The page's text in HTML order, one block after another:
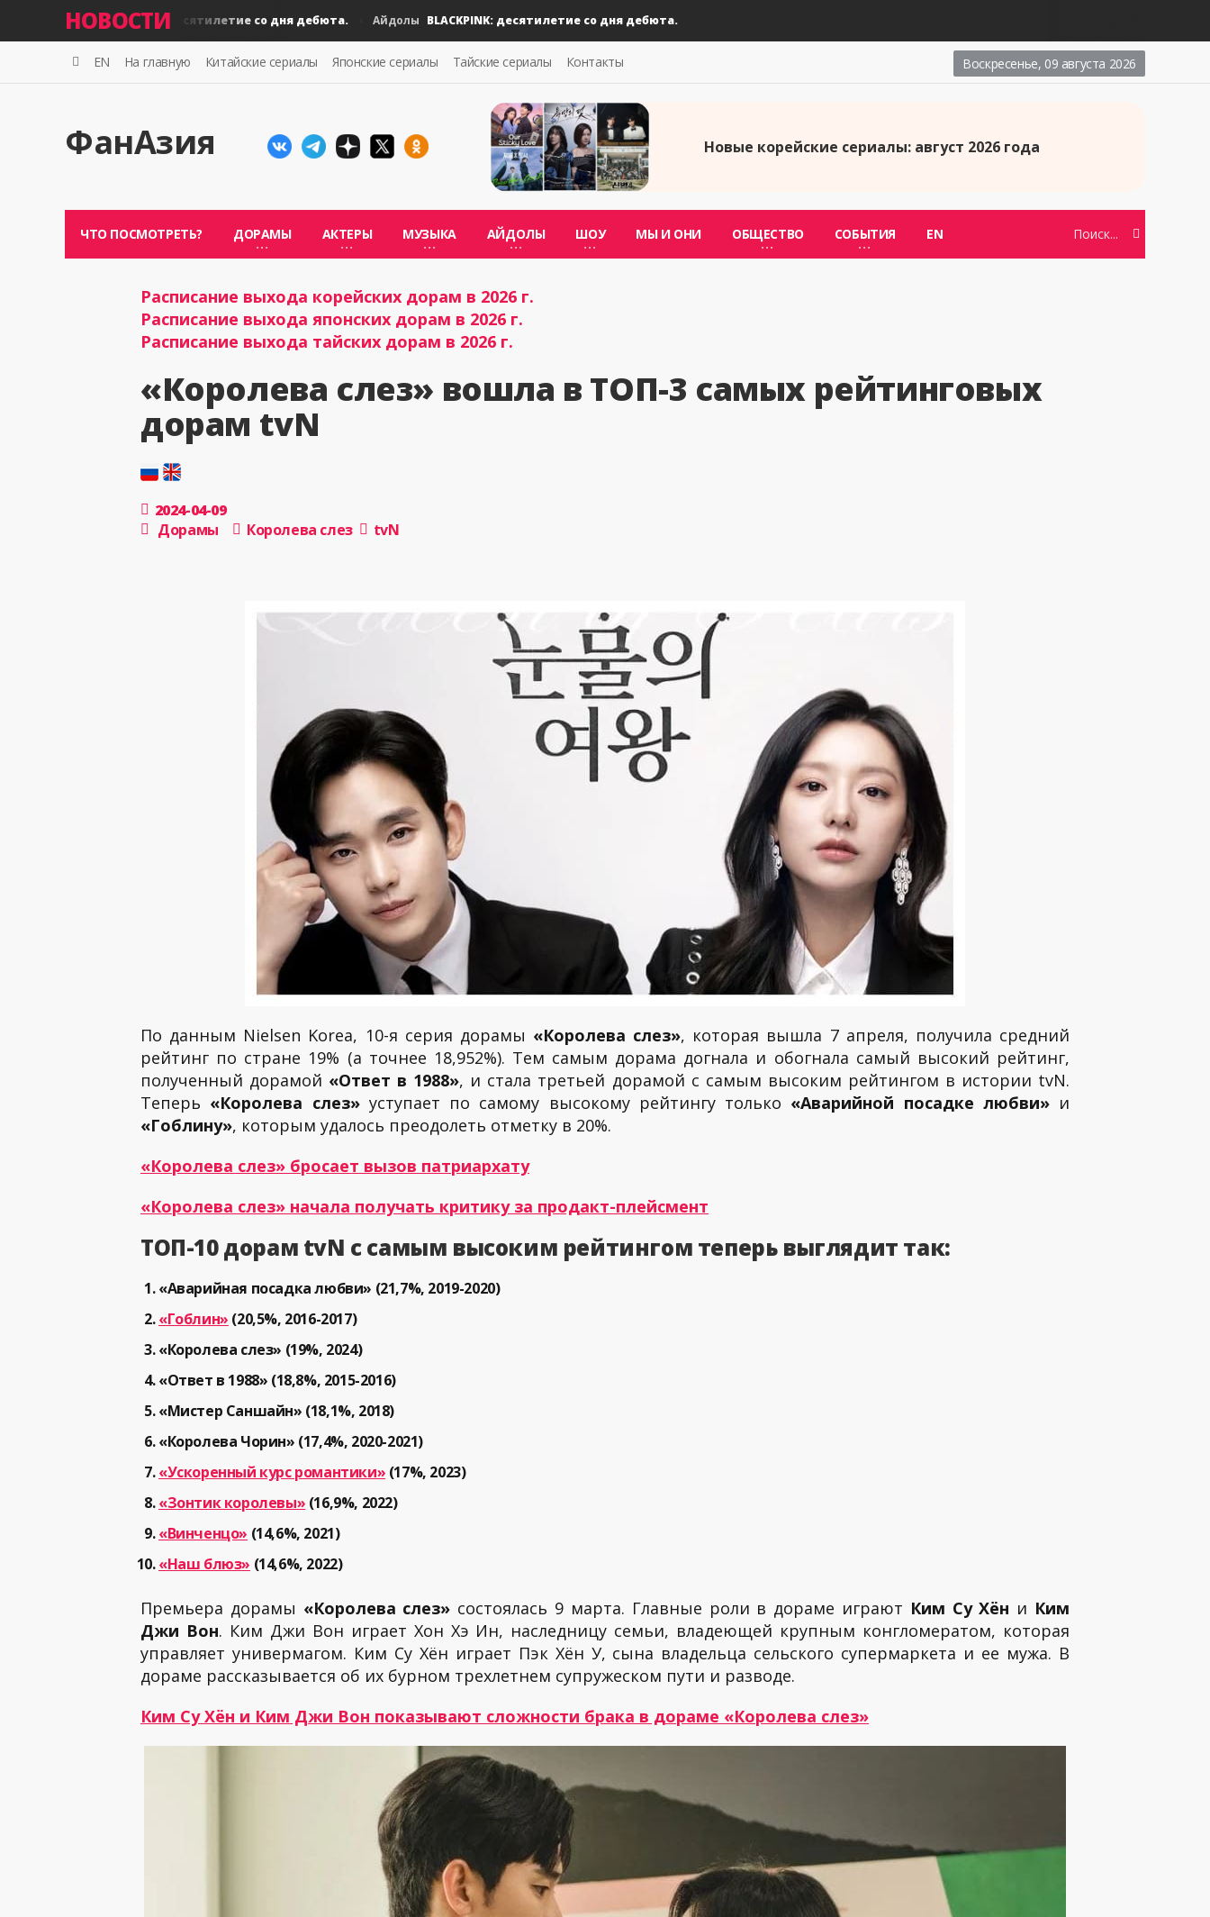
НОВОСТИ
BLACKPINK: десятилетие со дня дебюта. Айдолы BLACKPINK: десятилетие со дня дебюта.
Воскресенье, 09 августа 2026
EN На главную Китайские сериалы Японские сериалы Тайские сериалы Контакты
ФанАзия Новые корейские сериалы: август 2026 года
ЧТО ПОСМОТРЕТЬ? ДОРАМЫ АКТЕРЫ МУЗЫКА АЙДОЛЫ ШОУ МЫ И ОНИ ОБЩЕСТВО СОБЫТИЯ EN
Расписание выхода корейских дорам в 2026 г.
Расписание выхода японских дорам в 2026 г.
Расписание выхода тайских дорам в 2026 г.
«Королева слез» вошла в ТОП-3 самых рейтинговых
дорам tvN
2024-04-09
Дорамы
Королева слез tvN
По данным Nielsen Korea, 10-я серия дорамы «Королева слез», которая вышла 7 апреля, получила средний
рейтинг по стране 19% (а точнее 18,952%). Тем самым дорама догнала и обогнала самый высокий рейтинг,
полученный дорамой «Ответ в 1988», и стала третьей дорамой с самым высоким рейтингом в истории tvN.
Теперь «Королева слез»уступает по самому высокому рейтингу только «Аварийной посадке любви»и
«Гоблину», которым удалось преодолеть отметку в 20%.
«Королева слез» бросает вызов патриархату
«Королева слез» начала получать критику за продакт-плейсмент
ТОП-10 дорам tvN с самым высоким рейтингом теперь выглядит так:
«Аварийная посадка любви» (21,7%, 2019-2020)
«Гоблин» (20,5%, 2016-2017)
«Королева слез» (19%, 2024)
«Ответ в 1988» (18,8%, 2015-2016)
«Мистер Саншайн» (18,1%, 2018)
«Королева Чорин» (17,4%, 2020-2021)
«Ускоренный курс романтики» (17%, 2023)
«Зонтик королевы» (16,9%, 2022)
«Винченцо» (14,6%, 2021)
«Наш блюз» (14,6%, 2022)
Премьера дорамы «Королева слез» состоялась 9 марта. Главные роли в дораме играют Ким Су Хён и Ким
Джи Вон. Ким Джи Вон играет Хон Хэ Ин, наследницу семьи, владеющей крупным конгломератом, которая
управляет универмагом. Ким Су Хён играет Пэк Хён У, сына владельца сельского супермаркета и ее мужа. В
дораме рассказывается об их бурном трехлетнем супружеском пути и разводе.
Ким Су Хён и Ким Джи Вон показывают сложности брака в дораме «Королева слез»